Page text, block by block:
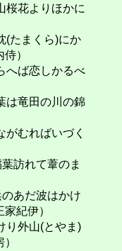
花よりほかに
たまくら)にか
）
ば恋しかるべ
竜田の川の錦
むればいづく
訪れて葦のま
あだ波はかけ
紀伊）
外山(とやま)